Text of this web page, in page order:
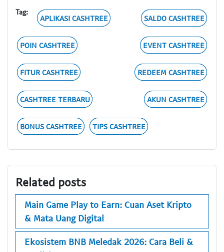
Tag:
APLIKASI CASHTREE SALDO CASHTREE
POIN CASHTREE EVENT CASHTREE
FITUR CASHTREE REDEEM CASHTREE
CASHTREE TERBARU AKUN CASHTREE
BONUS CASHTREE TIPS CASHTREE
Related posts
Main Game Play to Earn: Cuan Aset Kripto
& Mata Uang Digital
Ekosistem BNB Meledak 2026: Cara Beli &